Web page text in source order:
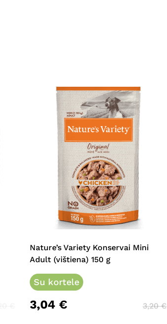
Nature’s Variety Konservai Mini
Adult (vištiena) 150 g
Su kortele
3,04 € 3,20€